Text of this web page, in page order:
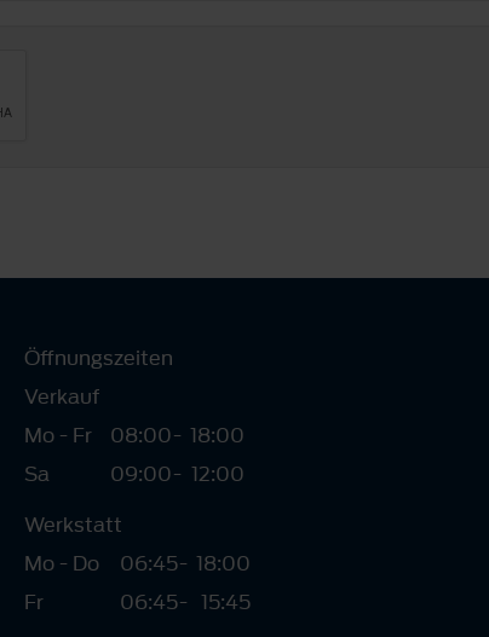
Öffnungszeiten
Verkauf
Mo - Fr
08:00- 18:00
Sa
09:00- 12:00
Werkstatt
Mo - Do
06:45- 18:00
Fr
06:45- 15:45